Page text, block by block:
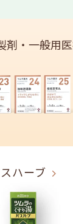
剤・一般用
ハーブ